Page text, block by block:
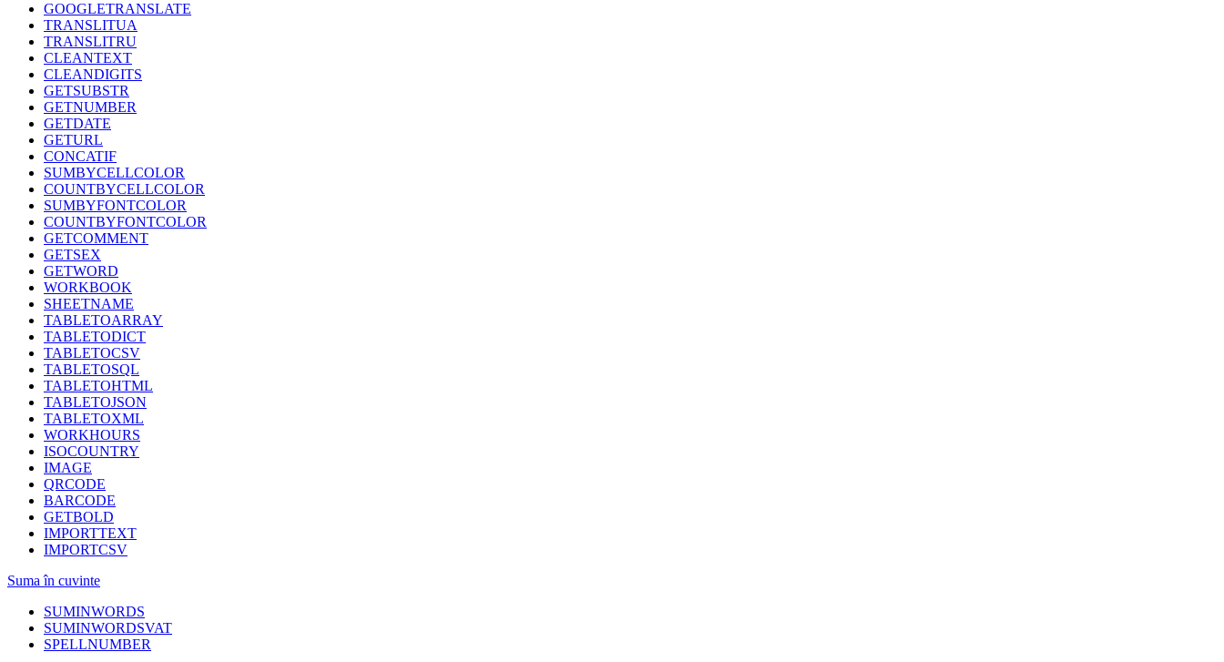
GOOGLETRANSLATE
TRANSLITUA
TRANSLITRU
CLEANTEXT
CLEANDIGITS
GETSUBSTR
GETNUMBER
GETDATE
GETURL
CONCATIF
SUMBYCELLCOLOR
COUNTBYCELLCOLOR
SUMBYFONTCOLOR
COUNTBYFONTCOLOR
GETCOMMENT
GETSEX
GETWORD
WORKBOOK
SHEETNAME
TABLETOARRAY
TABLETODICT
TABLETOCSV
TABLETOSQL
TABLETOHTML
TABLETOJSON
TABLETOXML
WORKHOURS
ISOCOUNTRY
IMAGE
QRCODE
BARCODE
GETBOLD
IMPORTTEXT
IMPORTCSV
Suma în cuvinte
SUMINWORDS
SUMINWORDSVAT
SPELLNUMBER